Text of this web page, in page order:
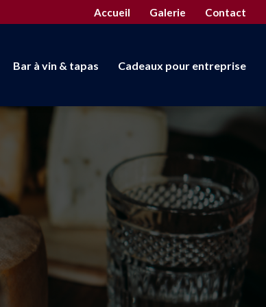
Accueil Galerie Contact
Bar à vin & tapas Cadeaux pour entreprise